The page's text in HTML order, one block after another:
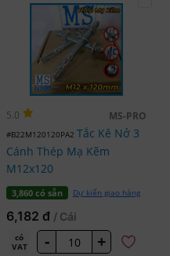
5.0 MS-PRO
#B22M120120PA2 Tắc Kê Nở 3
Cánh Thép Mạ Kẽm
M12x120
3,860 có sẵn Dự kiến giao hàng
6,182 đ / Cái
có
VAT
- +